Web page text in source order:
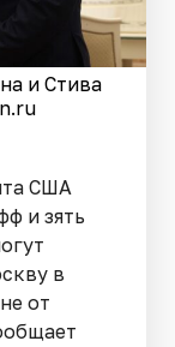
и Стива
США
и зять
в
от